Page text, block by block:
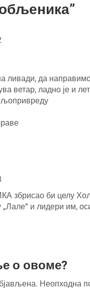
”
ливади, да
ветар, ладно је и
збрисао би целу
„Лале“ и лидери им,
о овоме?
Неопходна